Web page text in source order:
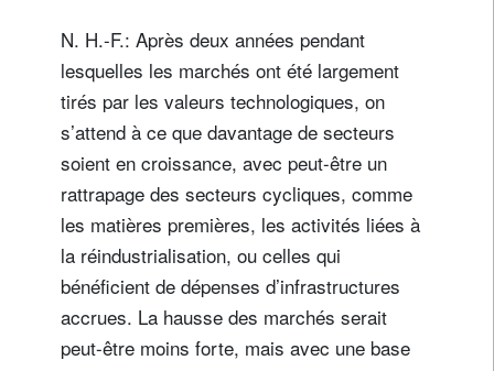
N. H.-F.: Après deux années pendant
lesquelles les marchés ont été largement
tirés par les valeurs technologiques, on
s’attend à ce que davantage de secteurs
soient en croissance, avec peut-être un
rattrapage des secteurs cycliques, comme
les matières premières, les activités liées à
la réindustrialisation, ou celles qui
bénéficient de dépenses d’infrastructures
accrues. La hausse des marchés serait
peut-être moins forte, mais avec une base